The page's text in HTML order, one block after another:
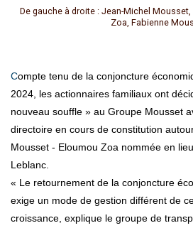
De gauche à droite : Jean-Michel
Zoa, Fabienne
Compte tenu de la conjoncture économique difficile en 2023 et
2024, les actionnaires familiaux ont
nouveau souffle » au Groupe Mousset
directoire en cours de constitution
Mousset - Eloumou Zoa nommée en
Leblanc.
« Le retournement de la conjoncture
exige un mode de gestion différent de
croissance, explique le groupe de